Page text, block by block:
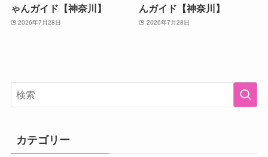
ゃんガイド【神奈川】
2026年7月28日
んガイド【神奈川】
2026年7月28日
カテゴリー